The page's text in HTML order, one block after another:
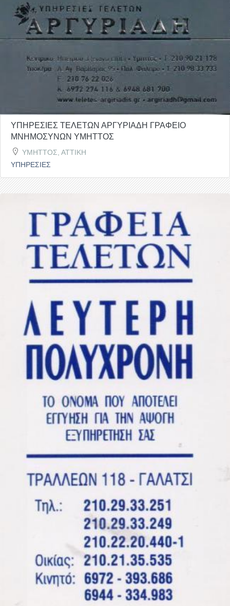
ΥΠΗΡΕΣΙΕΣ ΤΕΛΕΤΩΝ ΑΡΓΥΡΙΑΔΗ ΓΡΑΦΕΙΟ
ΜΝΗΜΟΣΥΝΩΝ ΥΜΗΤΤΟΣ
ΥΜΗΤΤΟΣ, ΑΤΤΙΚΗ
ΥΠΗΡΕΣΙΕΣ